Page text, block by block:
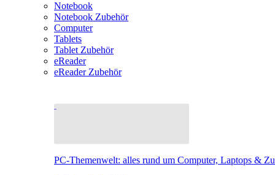
Notebook
Notebook Zubehör
Computer
Tablets
Tablet Zubehör
eReader
eReader Zubehör
PC-Themenwelt: alles rund um Computer, Laptops &